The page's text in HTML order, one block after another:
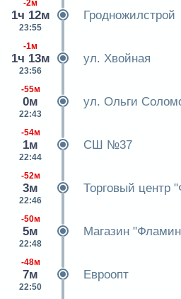
-2м
1ч 12м
23:55
Гродножилстрой
-1м
1ч 13м
23:56
ул. Хвойная
-55м
0м
22:43
ул. Ольги
-54м
1м
22:44
СШ №37
-52м
3м
22:46
Торговый центр
-50м
5м
22:48
Магазин
-48м
7м
22:50
Евроопт